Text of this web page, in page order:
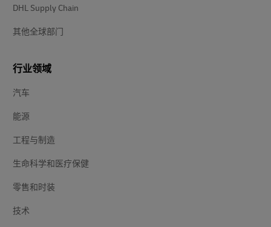
DHL Supply Chain
其他全球部门
行业领域
汽车
能源
工程与制造
生命科学和医疗保健
零售和时装
技术